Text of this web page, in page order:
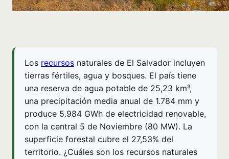
Los recursos naturales de El Salvador incluyen
tierras fértiles, agua y bosques. El país tiene
una reserva de agua potable de 25,23 km³,
una precipitación media anual de 1.784 mm y
produce 5.984 GWh de electricidad renovable,
con la central 5 de Noviembre (80 MW). La
superficie forestal cubre el 27,53% del
territorio. ¿Cuáles son los recursos naturales